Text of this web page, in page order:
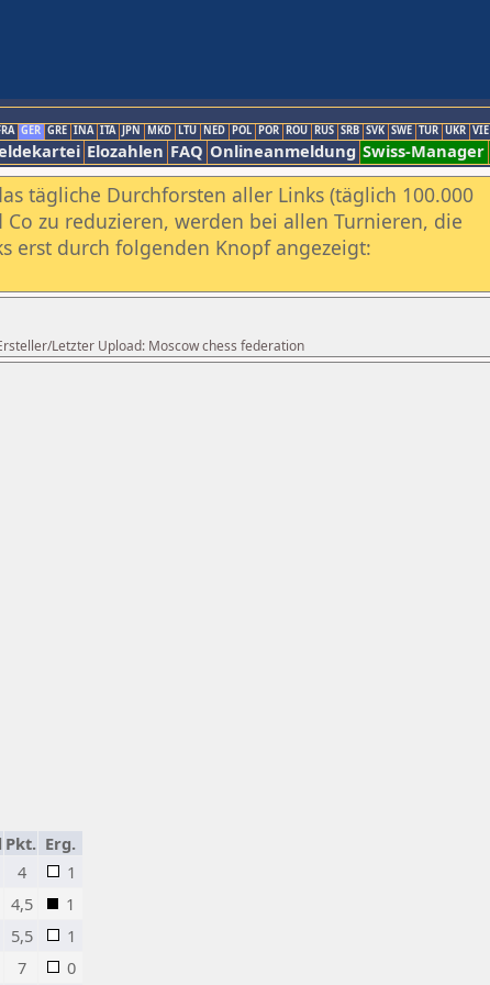
GER GRE INA ITA JPN MKD LTU NED POL POR ROU RUS SRB SVK SWE TUR UKR VIE
Elozahlen FAQ Onlineanmeldung Swiss-Manager
tägliche Durchforsten aller Links (täglich 100.000
zu reduzieren, werden bei allen Turnieren, die
erst durch folgenden Knopf angezeigt:
Letzter Upload: Moscow chess federation
Pkt. Erg.
4
1
4,5
1
5,5
1
7 0